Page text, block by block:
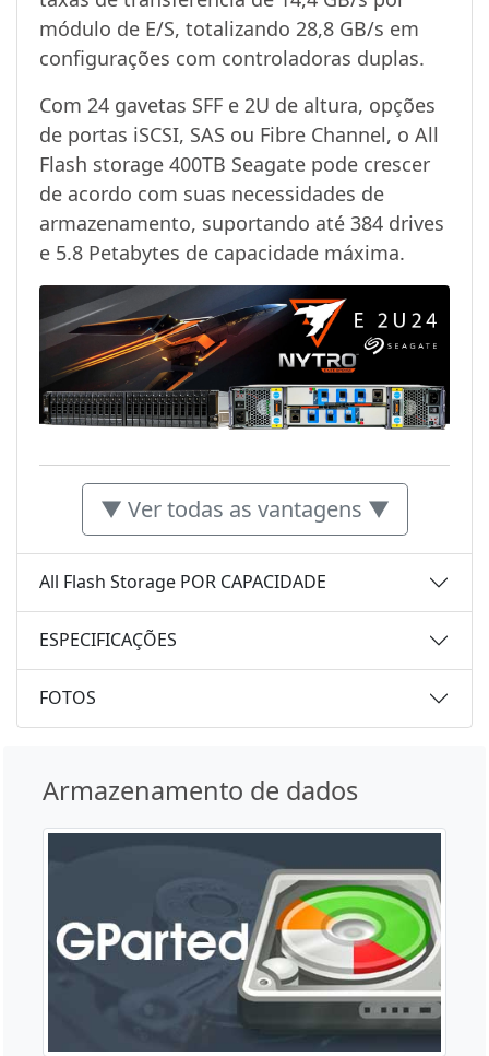
módulo de E/S, totalizando 28,8 GB/s em
configurações com controladoras duplas.
Com 24 gavetas SFF e 2U de altura, opções
de portas iSCSI, SAS ou Fibre Channel, o All
Flash storage 400TB Seagate pode crescer
de acordo com suas necessidades de
armazenamento, suportando até 384 drives
e 5.8 Petabytes de capacidade máxima.
▼ Ver todas as vantagens ▼
All Flash Storage POR CAPACIDADE
ESPECIFICAÇÕES
FOTOS
Armazenamento de dados